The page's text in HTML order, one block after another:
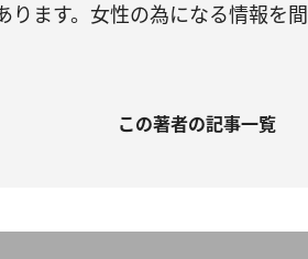
ります。女性の為になる情報を間
この著者の記事一覧